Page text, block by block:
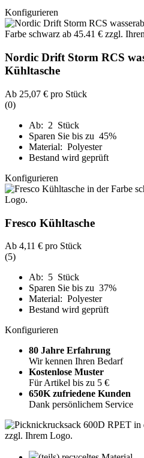
Konfigurieren
Nordic Drift Storm RCS
Kühltasche
Ab 25,07 € pro Stück
(0)
Ab: 2 Stück
Sparen Sie bis zu 45%
Material: Polyester
Bestand wird geprüft
Konfigurieren
Fresco Kühltasche
Ab 4,11 € pro Stück
(5)
Ab: 5 Stück
Sparen Sie bis zu 37%
Material: Polyester
Bestand wird geprüft
Konfigurieren
80 Jahre Erfahrung
Wir kennen Ihren Bedarf
Kostenlose Muster
Für Artikel bis zu 5 €
650K zufriedene Kunden
Dank persönlichem Service